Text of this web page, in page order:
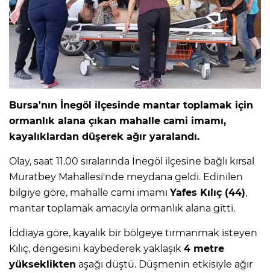
Bursa'nın İnegöl ilçesinde mantar toplamak için
ormanlık alana çıkan mahalle cami imamı,
kayalıklardan düşerek ağır yaralandı.
Olay, saat 11.00 sıralarında İnegöl ilçesine bağlı kırsal
Muratbey Mahallesi'nde meydana geldi. Edinilen
bilgiye göre, mahalle cami imamı Yafes Kılıç (44),
mantar toplamak amacıyla ormanlık alana gitti.
İddiaya göre, kayalık bir bölgeye tırmanmak isteyen
Kılıç, dengesini kaybederek yaklaşık 4 metre
yükseklikten aşağı düştü. Düşmenin etkisiyle ağır